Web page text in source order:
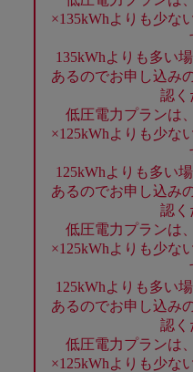
×135kWhよりも少な
135kWhよりも多い
あるのでお申し込み
認く
低圧電力プランは
×125kWhよりも少な
125kWhよりも多い
あるのでお申し込み
認く
低圧電力プランは
×125kWhよりも少な
125kWhよりも多い
あるのでお申し込み
認く
低圧電力プランは
×125kWhよりも少な